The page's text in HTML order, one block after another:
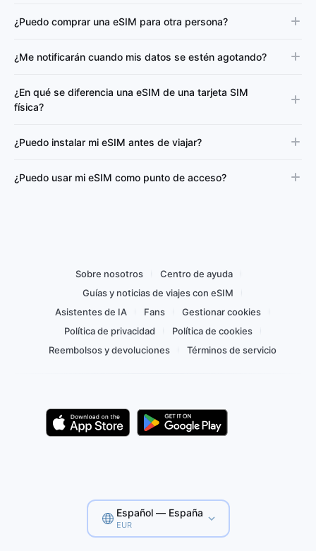
¿Puedo comprar una eSIM para otra persona?
¿Me notificarán cuando mis datos se estén agotando?
¿En qué se diferencia una eSIM de una tarjeta SIM
física?
¿Puedo instalar mi eSIM antes de viajar?
¿Puedo usar mi eSIM como punto de acceso?
Sobre nosotros
Centro de ayuda
Guías y noticias de viajes con eSIM
Asistentes de IA
Fans
Gestionar cookies
Política de privacidad
Política de cookies
Reembolsos y devoluciones
Términos de servicio
Español — España
EUR